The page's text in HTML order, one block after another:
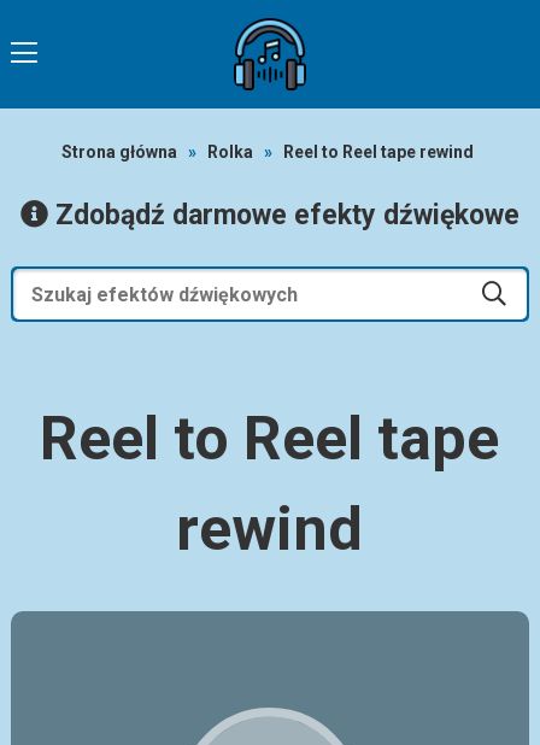
Strona główna » Rolka » Reel to Reel tape rewind
Zdobądź darmowe efekty dźwiękowe
Reel to Reel tape
rewind